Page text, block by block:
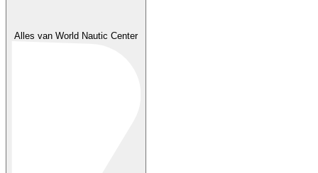
Alles van World Nautic Center